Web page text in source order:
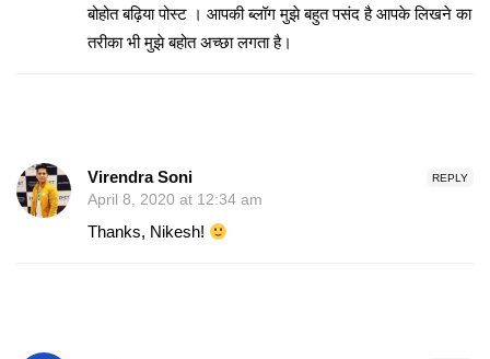
बोहोत बढ़िया पोस्ट । आपकी ब्लॉग मुझे बहुत पसंद है आपके लिखने का
तरीका भी मुझे बहोत अच्छा लगता है।
REPLY
Virendra Soni
April 8, 2020 at 12:34 am
Thanks, Nikesh!